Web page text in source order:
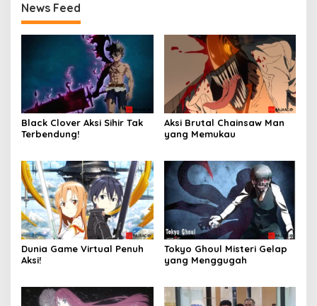
News Feed
Black Clover Aksi Sihir Tak
Terbendung!
Aksi Brutal Chainsaw Man
yang Memukau
Dunia Game Virtual Penuh
Aksi!
Tokyo Ghoul Misteri Gelap
yang Menggugah